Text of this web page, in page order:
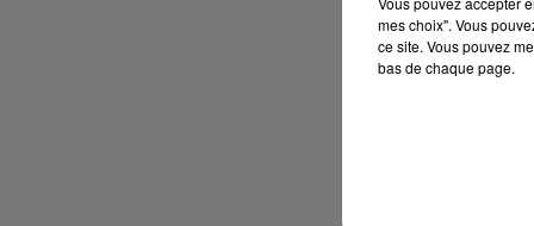
mes choix". Vous
ce site. Vous pouvez
bas de chaque page.